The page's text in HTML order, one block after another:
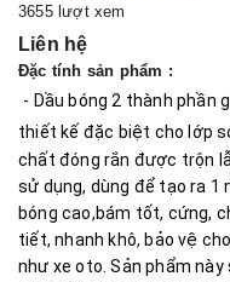
i
o
n
3655 lượt xem
Liên hệ
Đặc tính sản phẩm :
- Dầu bóng 2 thành phần
thiết kế đặc biệt cho lớp
chất đóng rắn được trộn
sử dụng, dùng để tạo ra 1
bóng cao,bám tốt, cứng,
tiết, nhanh khô, bảo vệ
như xe oto. Sản phẩm